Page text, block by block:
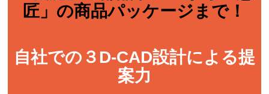
匠」の商品パッケージまで！
自社での３D-CAD設計による提
案力